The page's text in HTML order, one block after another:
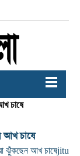
চাষে
আখ চাষে
ঝুঁকছেন আখ চাষেjitu